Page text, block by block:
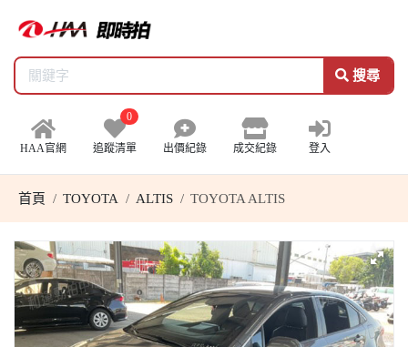
搜尋
HAA官網
0
追蹤清單 出價紀錄 成交紀錄 登入
首頁 TOYOTA ALTIS TOYOTA ALTIS